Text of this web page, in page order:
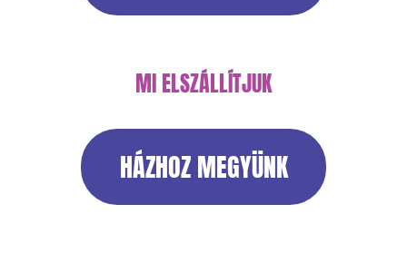
MI ELSZÁLLÍTJUK
HÁZHOZ MEGYÜNK